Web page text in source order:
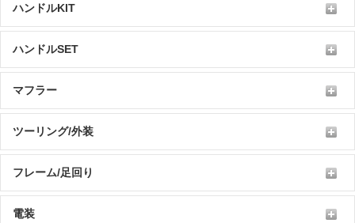
ハンドルKIT
ハンドルSET
マフラー
ツーリング/外装
フレーム/足回り
電装